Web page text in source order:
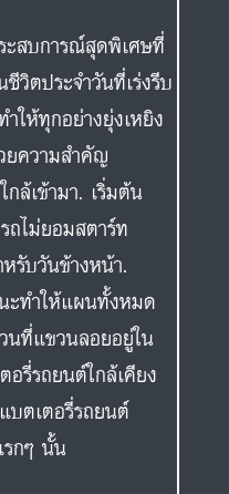
สบการณ์สุดพิเศษที่
วิตประจำวันที่เร่งรีบ
ให้ทุกอย่างยุ่งเหยิง
ยความสำคัญ
ล้เข้ามา. เริ่มต้น
ไม่ยอมสตาร์ท
หรับวันข้างหน้า.
ะทำให้แผนทั้งหมด
นที่แขวนลอยอยู่ใน
รี่รถยนต์ใกล้เคียง
บตเตอรี่รถยนต์
กๆ นั้น